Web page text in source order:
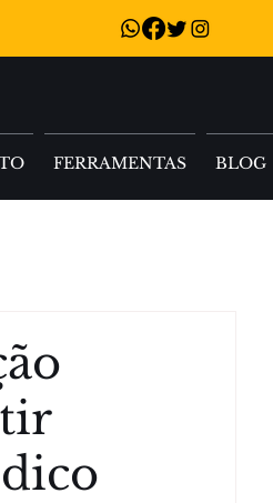
FERRAMENTAS BLOG